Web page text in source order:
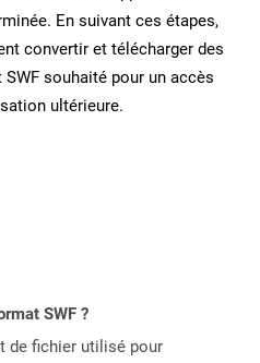
En suivant ces étapes,
convertir et télécharger des
souhaité pour un accès
ultérieure.
SWF ?
de fichier utilisé pour